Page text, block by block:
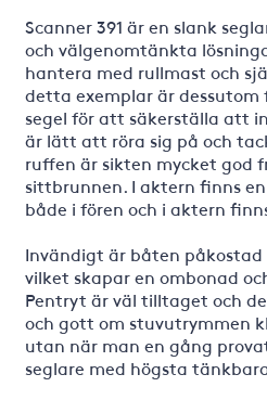
Scanner 391 är en slank
och välgenomtänkta
hantera med rullmast och
detta exemplar är
segel för att säkerställa att
är lätt att röra sig på och
ruffen är sikten mycket god
sittbrunnen. I aktern finns
både i fören och i aktern
Invändigt är båten
vilket skapar en ombonad
Pentryt är väl tilltaget och
och gott om stuvutrymmen
utan när man en gång
seglare med högsta